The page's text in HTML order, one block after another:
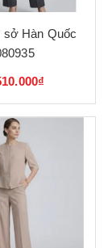
sở Hàn Quốc